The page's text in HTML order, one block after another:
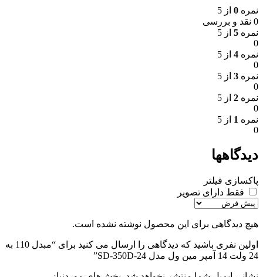
نمره 0 از 5
0 نقد و بررسی
نمره 5 از 5
0
نمره 4 از 5
0
نمره 3 از 5
0
نمره 2 از 5
0
نمره 1 از 5
0
دیدگاهها
پاکسازی فیلتر
فقط دارای تصویر
هیچ دیدگاهی برای این محصول نوشته نشده است.
اولین نفری باشید که دیدگاهی را ارسال می کنید برای “مبدل 110 به
24 ولت 14 آمپر مین ول مدل SD-350D-24”